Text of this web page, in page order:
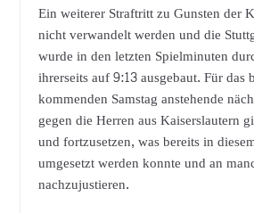
Ein weiterer Straftritt zu Gunsten der
nicht verwandelt werden und die
wurde in den letzten Spielminuten
ihrerseits auf 9:13 ausgebaut. Für das
kommenden Samstag anstehende
gegen die Herren aus Kaiserslautern
und fortzusetzen, was bereits in
umgesetzt werden konnte und an
nachzujustieren.